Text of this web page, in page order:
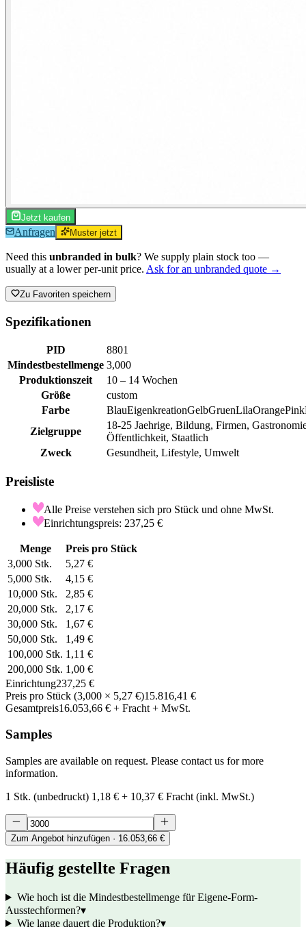
Jetzt kaufen
Anfragen Muster jetzt
Need this unbranded in bulk? We supply plain stock too —
usually at a lower per-unit price. Ask for an unbranded quote →
Zu Favoriten speichern
Spezifikationen
PID
8801
Mindestbestellmenge 3,000
Produktionszeit
10 – 14 Wochen
Größe
custom
Farbe
BlauEigenkreationGelbGruenLilaOrangePink
Zielgruppe
18-25 Jaehrige, Bildung, Firmen,
Öffentlichkeit, Staatlich
Zweck
Gesundheit, Lifestyle, Umwelt
Preisliste
Alle Preise verstehen sich pro Stück und ohne MwSt.
Einrichtungspreis: 237,25 €
Menge
Preis pro Stück
3,000 Stk.
5,27 €
5,000 Stk.
4,15 €
10,000 Stk.
2,85 €
20,000 Stk.
2,17 €
30,000 Stk.
1,67 €
50,000 Stk.
1,49 €
100,000 Stk. 1,11 €
200,000 Stk. 1,00 €
Einrichtung237,25 €
Preis pro Stück (3,000 × 5,27 €)15.816,41 €
Gesamtpreis16.053,66 € + Fracht + MwSt.
Samples
Samples are available on request. Please contact us for more
information.
1 Stk. (unbedruckt) 1,18 € + 10,37 € Fracht (inkl. MwSt.)
Zum Angebot hinzufügen · 16.053,66 €
Häufig gestellte Fragen
Wie hoch ist die Mindestbestellmenge für Eigene-Form-
Ausstechformen?▾
Wie lange dauert die Produktion?▾